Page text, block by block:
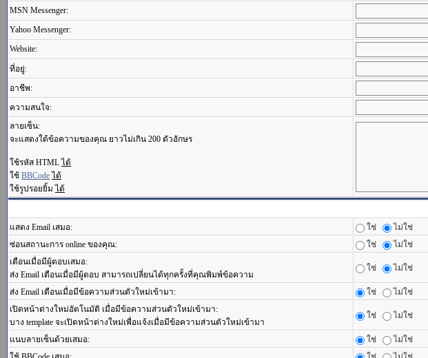
MSN Messenger:
Yahoo Messenger:
Website:
ที่อยู่:
อาชีพ:
ความสนใจ:
ลายเซ็น:
จะแสดงใต้ข้อความของคุณ ยาวไม่เกิน 200 ตัวอักษร
ใช้รหัส HTML ได้
ใช้ BBCode ได้
ใช้รูปรอยยิ้ม ได้
แสดง Email เสมอ:
ใช่
ไม่ใช่
ซ่อนสถานะการ online ของคุณ:
ใช่
ไม่ใช่
เตือนเมื่อมีผู้ตอบเสมอ:
ส่ง Email เตือนเมื่อมีผู้ตอบ สามารถเปลี่ยนได้ทุกครั้งที่คุณพิมพ์ข้อความ
ใช่ ไม่ใช่
ส่ง Email เตือนเมื่อมีข้อความส่วนตัวใหม่เข้ามา: ใช่
ไม่ใช่
เปิดหน้าต่างใหม่อัตโนมัติ เมื่อมีข้อความส่วนตัวใหม่เข้ามา:
บาง template จะเปิดหน้าต่างใหม่เพื่อแจ้งเมื่อมีข้อความส่วนตัวใหม่เข้ามา
ใช่ ไม่ใช่
แนบลายเซ็นด้วยเสมอ: ใช่
ไม่ใช่